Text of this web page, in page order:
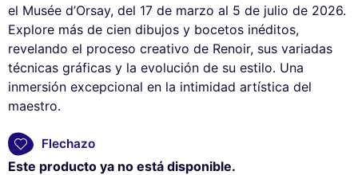
el Musée d’Orsay, del 17 de marzo al 5 de julio de 2026.
Explore más de cien dibujos y bocetos inéditos,
revelando el proceso creativo de Renoir, sus variadas
técnicas gráficas y la evolución de su estilo. Una
inmersión excepcional en la intimidad artística del
maestro.
Flechazo
Este producto ya no está disponible.